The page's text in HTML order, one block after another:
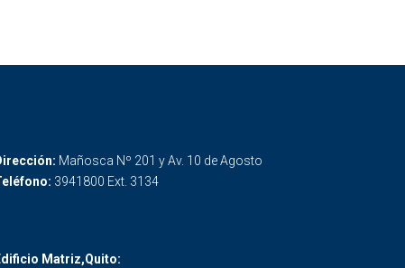
Mañosca Nº 201 y Av. 10 de Agosto
3941800 Ext. 3134
Matriz,Quito: